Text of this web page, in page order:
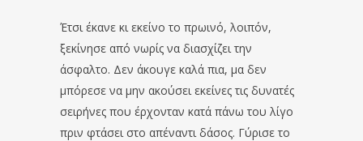
Έτσι έκανε κι εκείνο το πρωινό, λοιπόν,
ξεκίνησε από νωρίς να διασχίζει την
άσφαλτο. Δεν άκουγε καλά πια, μα δεν
μπόρεσε να μην ακούσει εκείνες τις δυνατές
σειρήνες που έρχονταν κατά πάνω του λίγο
πριν φτάσει στο απέναντι δάσος. Γύρισε το